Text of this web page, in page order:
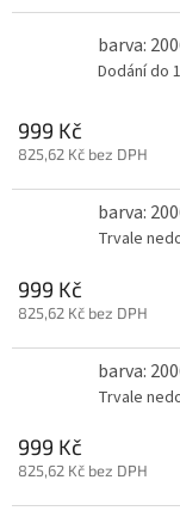
barva:
Dodání do
999 Kč
825,62 Kč bez DPH
barva:
Trvale
999 Kč
825,62 Kč bez DPH
barva:
Trvale
999 Kč
825,62 Kč bez DPH